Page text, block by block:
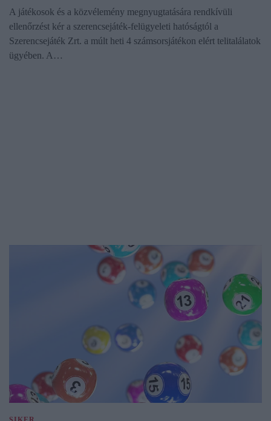
A játékosok és a közvélemény megnyugtatására rendkívüli
ellenőrzést kér a szerencsejáték-felügyeleti hatóságtól a
Szerencsejáték Zrt. a múlt heti 4 számsorsjátékon elért telitalálatok
ügyében. A…